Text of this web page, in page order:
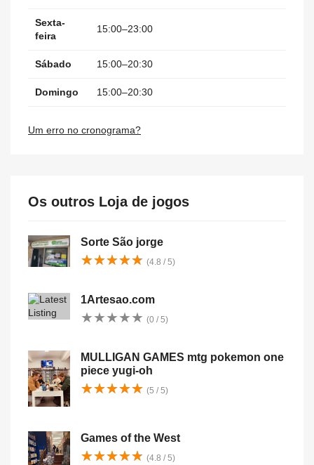
Sexta-
feira
15:00–23:00
Sábado 15:00–20:30
Domingo 15:00–20:30
Um erro no cronograma?
Os outros Loja de jogos
Sorte São jorge
★★★★★
★★★★★ (4.8 / 5)
1Artesao.com
★★★★★
★★★★★ (0 / 5)
MULLIGAN GAMES mtg pokemon one
piece yugi-oh
★★★★★
★★★★★ (5 / 5)
Games of the West
★★★★★
★★★★★ (4.8 / 5)